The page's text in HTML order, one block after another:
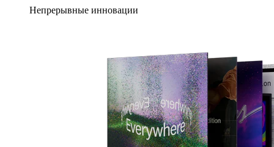
Непрерывные инновации